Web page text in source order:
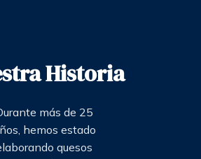
Historia
más de 25
hemos estado
quesos